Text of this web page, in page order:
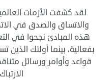
لقد كشفت الأزمات
والاتساق والصدق في
هذه المبادئ نجحوا في
بفعالية، بينما أولئك الذين
قواعد وأوامر ورسائل